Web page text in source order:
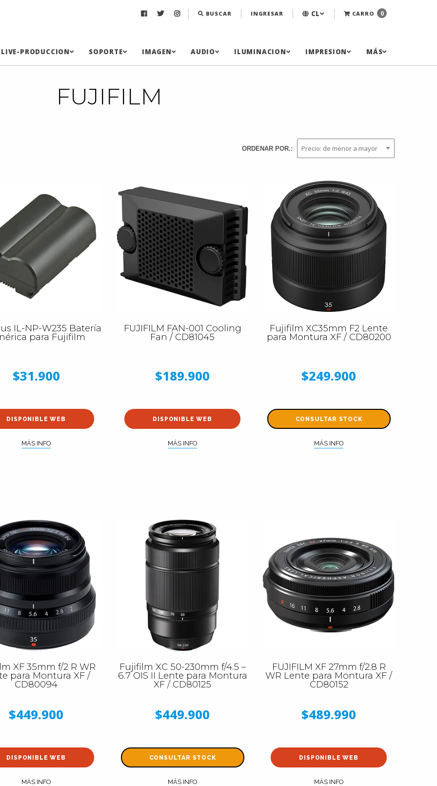
BUSCAR INGRESAR CL CARRO 0
LIVE-PRODUCCION SOPORTE IMAGEN AUDIO ILUMINACION IMPRESION MÁS
FUJIFILM
ORDENAR POR.:
IL-NP-W235 Batería
para Fujifilm
$31.900
DISPONIBLE WEB
MÁS INFO
FUJIFILM FAN-001 Cooling
Fan / CD81045
$189.900
DISPONIBLE WEB
MÁS INFO
Fujifilm XC35mm F2 Lente
para Montura XF / CD80200
$249.900
CONSULTAR STOCK
MÁS INFO
XF 35mm f/2 R WR
para Montura XF /
CD80094
$449.900
DISPONIBLE WEB
MÁS INFO
Fujifilm XC 50-230mm f/4.5 –
6.7 OIS II Lente para Montura
XF / CD80125
$449.900
CONSULTAR STOCK
MÁS INFO
FUJIFILM XF 27mm f/2.8 R
WR Lente para Montura XF /
CD80152
$489.990
DISPONIBLE WEB
MÁS INFO